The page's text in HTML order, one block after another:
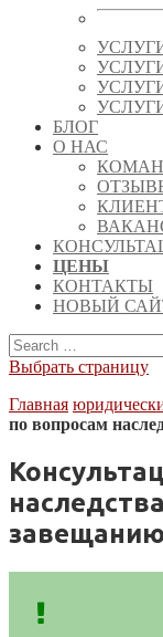
БЛОГ
О НАС
ЦЕНЫ
КОНТАКТЫ
НОВЫЙ
Выбрать страницу
Главная
по вопросам
завещанию